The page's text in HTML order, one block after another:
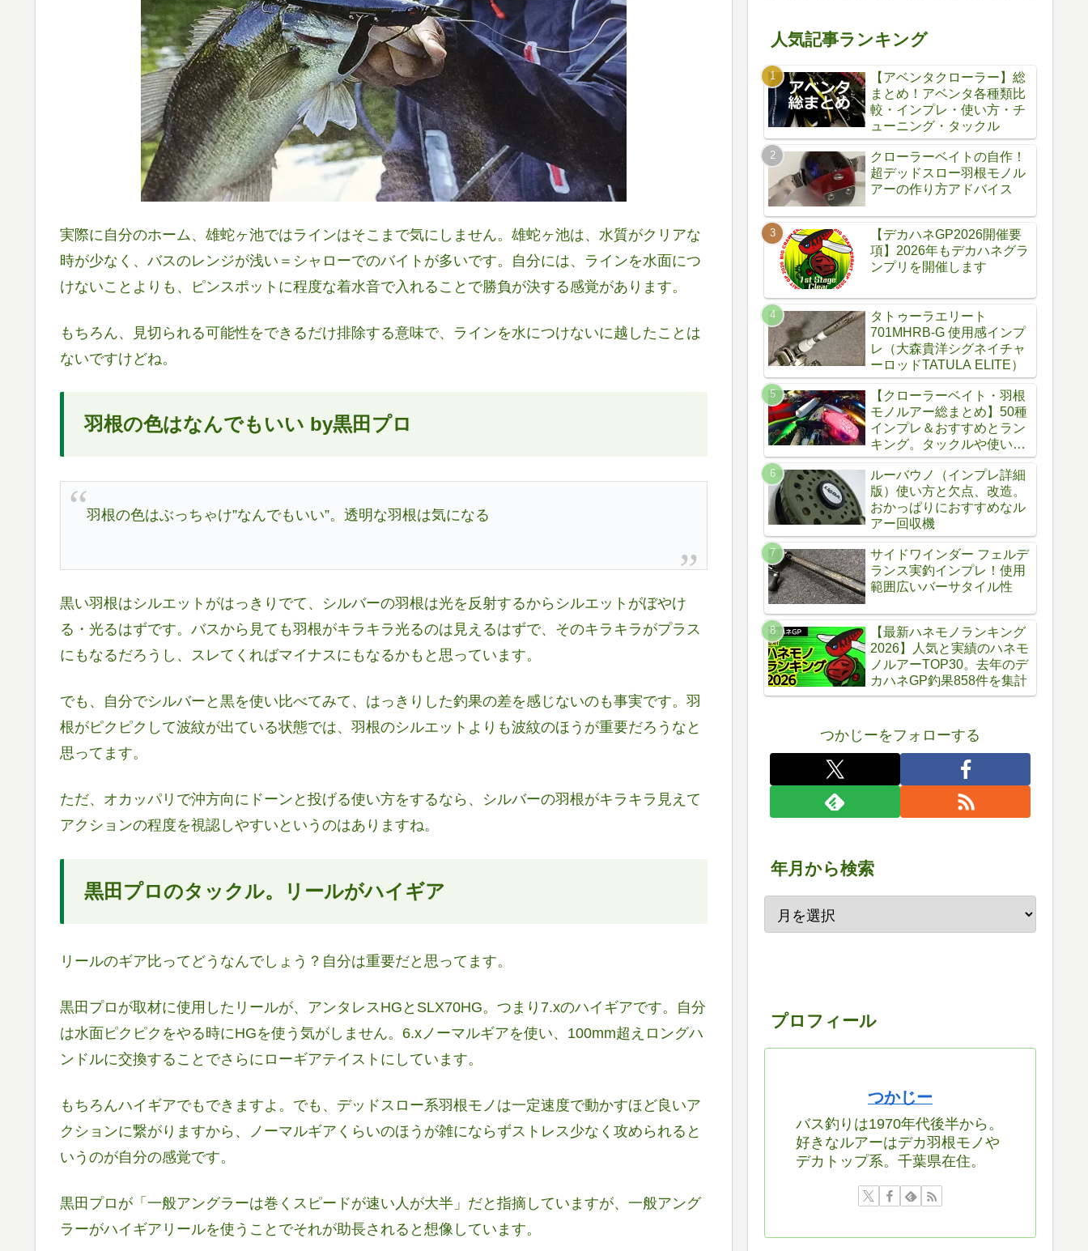
実際に自分のホーム、雄蛇ヶ池ではラインはそこまで気にしません。雄蛇ヶ池は、水質がクリアな
時が少なく、バスのレンジが浅い＝シャローでのバイトが多いです。自分には、ラインを水面につ
けないことよりも、ピンスポットに程度な着水音で入れることで勝負が決する感覚があります。
もちろん、見切られる可能性をできるだけ排除する意味で、ラインを水につけないに越したことは
ないですけどね。
羽根の色はなんでもいい by黒田プロ
羽根の色はぶっちゃけ”なんでもいい”。透明な羽根は気になる
黒い羽根はシルエットがはっきりでて、シルバーの羽根は光を反射するからシルエットがぼやけ
る・光るはずです。バスから見ても羽根がキラキラ光るのは見えるはずで、そのキラキラがプラス
にもなるだろうし、スレてくればマイナスにもなるかもと思っています。
でも、自分でシルバーと黒を使い比べてみて、はっきりした釣果の差を感じないのも事実です。羽
根がピクピクして波紋が出ている状態では、羽根のシルエットよりも波紋のほうが重要だろうなと
思ってます。
ただ、オカッパリで沖方向にドーンと投げる使い方をするなら、シルバーの羽根がキラキラ見えて
アクションの程度を視認しやすいというのはありますね。
黒田プロのタックル。リールがハイギア
リールのギア比ってどうなんでしょう？自分は重要だと思ってます。
黒田プロが取材に使用したリールが、アンタレスHGとSLX70HG。つまり7.xのハイギアです。自分
は水面ピクピクをやる時にHGを使う気がしません。6.xノーマルギアを使い、100mm超えロングハ
ンドルに交換することでさらにローギアテイストにしています。
もちろんハイギアでもできますよ。でも、デッドスロー系羽根モノは一定速度で動かすほど良いア
クションに繋がりますから、ノーマルギアくらいのほうが雑にならずストレス少なく攻められると
いうのが自分の感覚です。
黒田プロが「一般アングラーは巻くスピードが速い人が大半」だと指摘していますが、一般アング
ラーがハイギアリールを使うことでそれが助長されると想像しています。
人気記事ランキング
【アベンタクローラー】総
まとめ！アベンタ各種類比
較・インプレ・使い方・チ
ューニング・タックル
クローラーベイトの自作！
超デッドスロー羽根モノル
アーの作り方アドバイス
【デカハネGP2026開催要
項】2026年もデカハネグラ
ンプリを開催します
タトゥーラエリート
701MHRB-G 使用感インプ
レ（大森貴洋シグネイチャ
ーロッドTATULA ELITE）
【クローラーベイト・羽根
モノルアー総まとめ】50種
インプレ＆おすすめとラン
キング。タックルや使い
方、自作方法
ルーバウノ（インプレ詳細
版）使い方と欠点、改造。
おかっぱりにおすすめなル
アー回収機
サイドワインダー フェルデ
ランス実釣インプレ！使用
範囲広いバーサタイル性
【最新ハネモノランキング
2026】人気と実績のハネモ
ノルアーTOP30。去年のデ
カハネGP釣果858件を集計
つかじーをフォローする
年月から検索
プロフィール
つかじー
バス釣りは1970年代後半から。
好きなルアーはデカ羽根モノや
デカトップ系。千葉県在住。